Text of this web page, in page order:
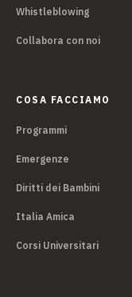
Whistleblowing
Collabora con noi
COSA FACCIAMO
Programmi
Emergenze
Diritti dei Bambini
Italia Amica
Corsi Universitari